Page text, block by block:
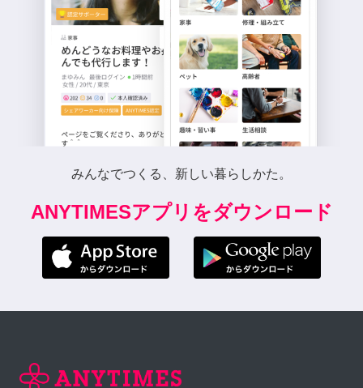
みんなでつくる、新しい暮らしかた。
ANYTIMESアプリをダウンロード